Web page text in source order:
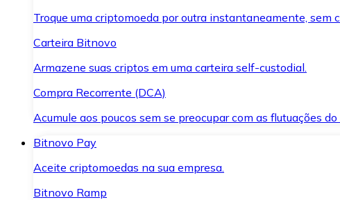
Troque uma criptomoeda por outra instantaneamente, sem
Carteira Bitnovo
Armazene suas criptos em uma carteira self-custodial.
Compra Recorrente (DCA)
Acumule aos poucos sem se preocupar com as flutuações do
Bitnovo Pay
Aceite criptomoedas na sua empresa.
Bitnovo Ramp